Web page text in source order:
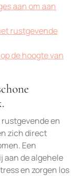
aan om aan
rustgevende
de hoogte van
en
zich direct
Een
aan de algehele
en zorgen los